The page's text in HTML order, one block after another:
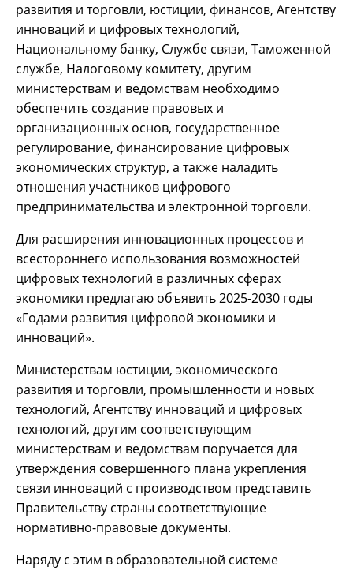
развития и торговли, юстиции, финансов, Агентству
инноваций и цифровых технологий,
Национальному банку, Службе связи, Таможенной
службе, Налоговому комитету, другим
министерствам и ведомствам необходимо
обеспечить создание правовых и
организационных основ, государственное
регулирование, финансирование цифровых
экономических структур, а также наладить
отношения участников цифрового
предпринимательства и электронной торговли.
Для расширения инновационных процессов и
всестороннего использования возможностей
цифровых технологий в различных сферах
экономики предлагаю объявить 2025-2030 годы
«Годами развития цифровой экономики и
инноваций».
Министерствам юстиции, экономического
развития и торговли, промышленности и новых
технологий, Агентству инноваций и цифровых
технологий, другим соответствующим
министерствам и ведомствам поручается для
утверждения совершенного плана укрепления
связи инноваций с производством представить
Правительству страны соответствующие
нормативно-правовые документы.
Наряду с этим в образовательной системе